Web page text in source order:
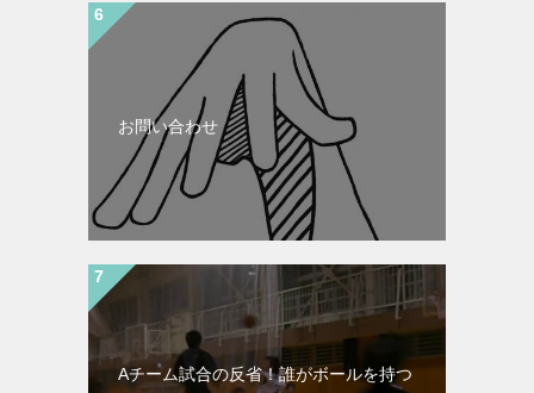
お問い合わせ
Aチーム試合の反省！誰がボールを持つ